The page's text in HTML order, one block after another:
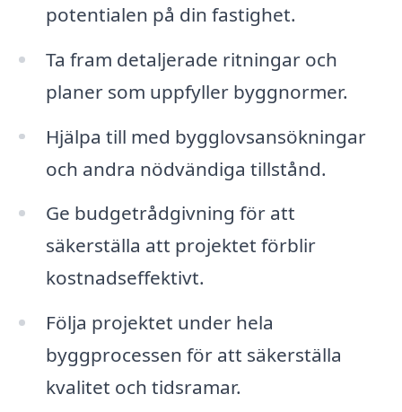
potentialen på din fastighet.
Ta fram detaljerade ritningar och
planer som uppfyller byggnormer.
Hjälpa till med bygglovsansökningar
och andra nödvändiga tillstånd.
Ge budgetrådgivning för att
säkerställa att projektet förblir
kostnadseffektivt.
Följa projektet under hela
byggprocessen för att säkerställa
kvalitet och tidsramar.